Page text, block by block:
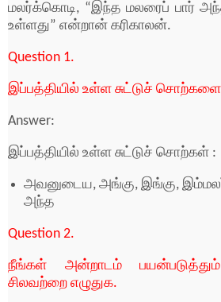
மலர்க்கொடி, “இந்த மலரைப் பார்
உள்ளது” என்றான் கரிகாலன்.
Question 1.
இப்பத்தியில் உள்ள சுட்டுச் சொற்களை
Answer:
இப்பத்தியில் உள்ள சுட்டுச் சொற்கள் :
அவனுடைய, அங்கு, இங்கு,
அந்த
Question 2.
நீங்கள் அன்றாடம்
சிலவற்றை எழுதுக.